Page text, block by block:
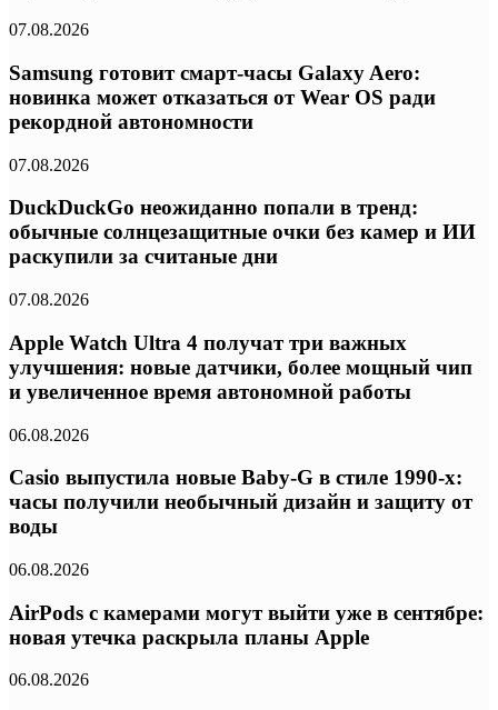
07.08.2026
Samsung готовит смарт-часы Galaxy Aero:
новинка может отказаться от Wear OS ради
рекордной автономности
07.08.2026
DuckDuckGo неожиданно попали в тренд:
обычные солнцезащитные очки без камер и ИИ
раскупили за считаные дни
07.08.2026
Apple Watch Ultra 4 получат три важных
улучшения: новые датчики, более мощный чип
и увеличенное время автономной работы
06.08.2026
Casio выпустила новые Baby-G в стиле 1990-х:
часы получили необычный дизайн и защиту от
воды
06.08.2026
AirPods с камерами могут выйти уже в сентябре:
новая утечка раскрыла планы Apple
06.08.2026